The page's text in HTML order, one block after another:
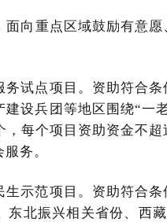
向重点区域鼓励有意
务试点项目。资助符合
设兵团等地区围绕“一
每个项目资助资金不
务。
生示范项目。资助符合
东北振兴相关省份、西